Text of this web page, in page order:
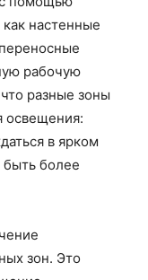
настенные
рабочую
разные зоны
освещения:
в ярком
быть более
зон. Это